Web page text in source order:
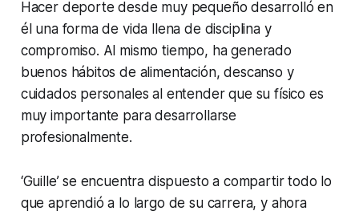
Hacer deporte desde muy pequeño desarrolló en
él una forma de vida llena de disciplina y
compromiso. Al mismo tiempo, ha generado
buenos hábitos de alimentación, descanso y
cuidados personales al entender que su físico es
muy importante para desarrollarse
profesionalmente.
‘Guille’ se encuentra dispuesto a compartir todo lo
que aprendió a lo largo de su carrera, y ahora